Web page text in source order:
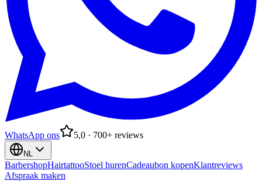
WhatsApp ons 5,0 · 700+ reviews
NL
BarbershopHairtattooStoel hurenCadeaubon kopenKlantreviews
Afspraak maken